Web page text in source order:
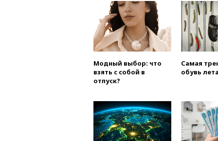
Модный выбор: что
взять с собой в
отпуск?
Самая
обувь